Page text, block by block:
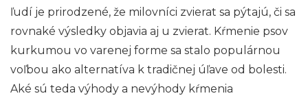
ľudí je prirodzené, že milovníci zvierat sa pýtajú, či sa
rovnaké výsledky objavia aj u zvierat. Kŕmenie psov
kurkumou vo varenej forme sa stalo populárnou
voľbou ako alternatíva k tradičnej úľave od bolesti.
Aké sú teda výhody a nevýhody kŕmenia